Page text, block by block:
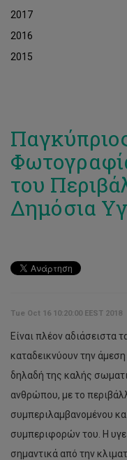
2017
2016
2015
του
Δημόσια
Tue Oct 16 10:20:00 EEST 2018
Είναι πλέον αδιάσειστα
καταδεικνύουν την
δηλαδή της καλής
ανθρώπου, με το
συμπεριλαμβανομένου
συμπεριφορών του. Η
σημαντικά από την